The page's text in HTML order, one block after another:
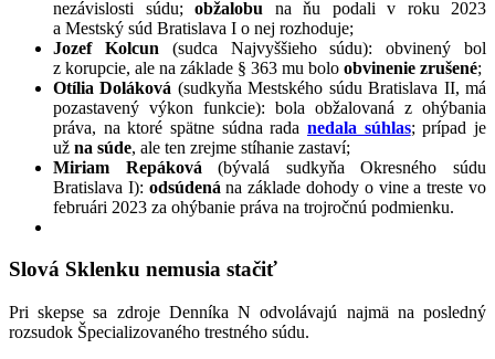
nezávislosti súdu; obžalobu na ňu podali v roku 2023
a Mestský súd Bratislava I o nej rozhoduje;
Jozef Kolcun (sudca Najvyššieho súdu): obvinený bol
z korupcie, ale na základe § 363 mu bolo obvinenie zrušené;
Otília Doláková (sudkyňa Mestského súdu Bratislava II, má
pozastavený výkon funkcie): bola obžalovaná z ohýbania
práva, na ktoré spätne súdna rada nedala súhlas; prípad je
už na súde, ale ten zrejme stíhanie zastaví;
Miriam Repáková(bývalá sudkyňa Okresného súdu
Bratislava I): odsúdenána základe dohody o vine a treste vo
februári 2023 za ohýbanie práva na trojročnú podmienku.
Slová Sklenku nemusia stačiť
Pri skepse sa zdroje Denníka N odvolávajú najmä na posledný
rozsudok Špecializovaného trestného súdu.